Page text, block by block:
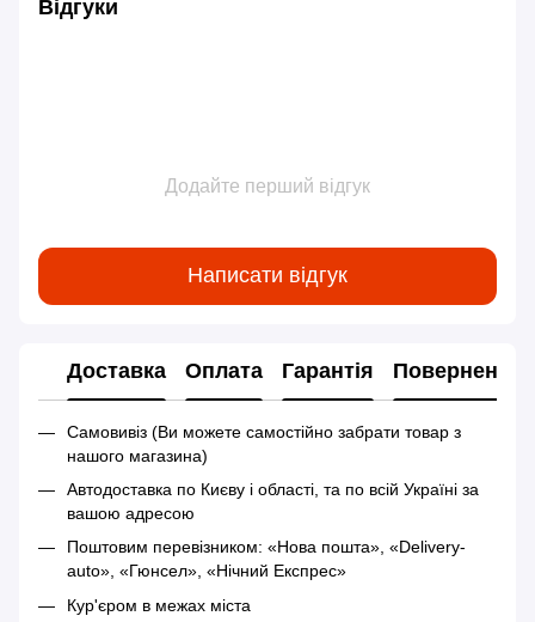
Відгуки
Додайте перший відгук
Написати відгук
Доставка Оплата Гарантія Повернення
Самовивіз (Ви можете самостійно забрати товар з
нашого магазина)
Автодоставка по Києву і області, та по всій Україні за
вашою адресою
Поштовим перевізником: «Нова пошта», «Delivery-
auto», «Гюнсел», «Нічний Експрес»
Кур'єром в межах міста